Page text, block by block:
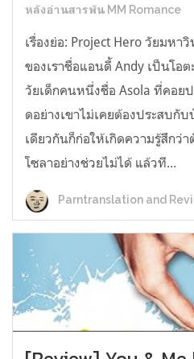
หลังอ่านสารพัน MM Romance
เรื่องย่อ: Project Hero วัยมหา
ของเราชื่อแอนดี้ Andy เป็นโอ
วัยเด็กคนหนึ่งชื่อ Asola ที่คอย
ดอย่างเขาไม่เคยต้องประสบ
เดียวกันก็ก่อให้เกิดความรู้สึกว่
โซลาอย่างช่วยไม่ได้ แล้วที...
Parntranslation and